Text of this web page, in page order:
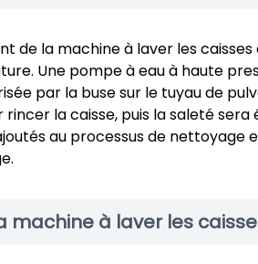
de la machine à laver les
Une pompe à eau à haute
par la buse sur le tuyau de
la caisse, puis la saleté sera
au processus de nettoyage
machine à laver les